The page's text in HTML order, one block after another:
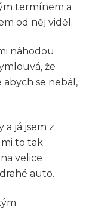
termínem a
od něj viděl.
náhodou
že
se nebál,
a já jsem z
to tak
velice
auto.